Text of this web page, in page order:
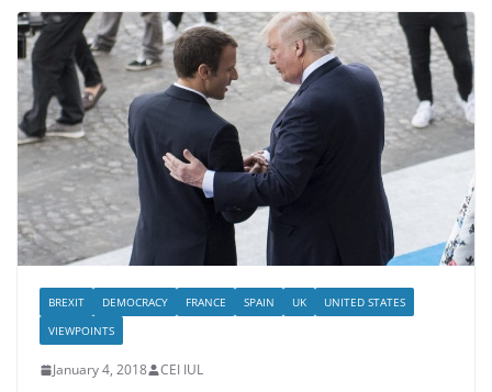
BREXIT DEMOCRACY FRANCE SPAIN UK
UNITED STATES
VIEWPOINTS
January 4, 2018 CEI IUL